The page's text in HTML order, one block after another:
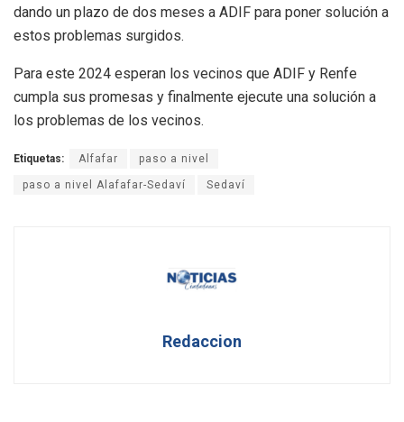
dando un plazo de dos meses a ADIF para poner solución a
estos problemas surgidos.
Para este 2024 esperan los vecinos que ADIF y Renfe
cumpla sus promesas y finalmente ejecute una solución a
los problemas de los vecinos.
Etiquetas: Alfafar paso a nivel
paso a nivel Alafafar-Sedaví Sedaví
Redaccion